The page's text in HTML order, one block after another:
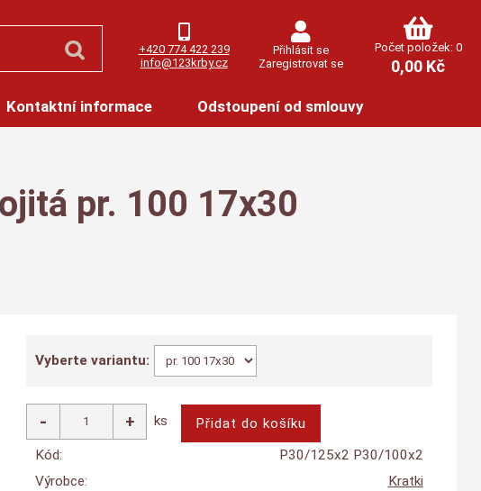
+420 774 422 239
info@123krby.cz
Přihlásit se
Zaregistrovat se
Počet položek: 0
0,00 Kč
Kontaktní informace Odstoupení od smlouvy
pr. 100 17x30
Vyberte variantu:
ks
Kód:
P30/125x2 P30/100x2
Výrobce:
Kratki